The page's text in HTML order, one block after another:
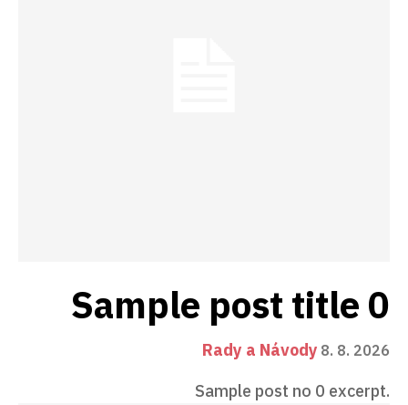
Sample post title 0
Rady a Návody 8. 8. 2026
Sample post no 0 excerpt.